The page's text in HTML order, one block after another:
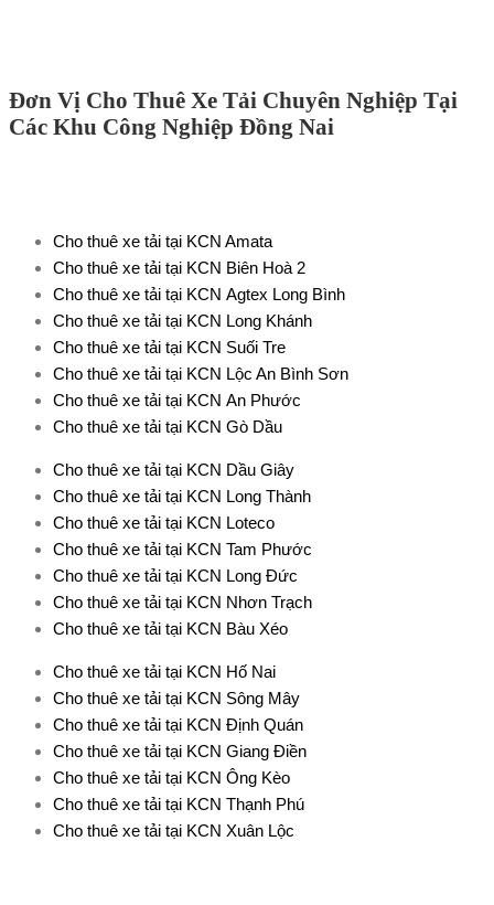
Đơn Vị Cho Thuê Xe Tải Chuyên Nghiệp Tại
Các Khu Công Nghiệp Đồng Nai
Cho thuê xe tải tại KCN Amata
Cho thuê xe tải tại KCN Biên Hoà 2
Cho thuê xe tải tại KCN Agtex Long Bình
Cho thuê xe tải tại KCN Long Khánh
Cho thuê xe tải tại KCN Suối Tre
Cho thuê xe tải tại KCN Lộc An Bình Sơn
Cho thuê xe tải tại KCN An Phước
Cho thuê xe tải tại KCN Gò Dầu
Cho thuê xe tải tại KCN Dầu Giây
Cho thuê xe tải tại KCN Long Thành
Cho thuê xe tải tại KCN Loteco
Cho thuê xe tải tại KCN Tam Phước
Cho thuê xe tải tại KCN Long Đức
Cho thuê xe tải tại KCN Nhơn Trạch
Cho thuê xe tải tại KCN Bàu Xéo
Cho thuê xe tải tại KCN Hố Nai
Cho thuê xe tải tại KCN Sông Mây
Cho thuê xe tải tại KCN Định Quán
Cho thuê xe tải tại KCN Giang Điền
Cho thuê xe tải tại KCN Ông Kèo
Cho thuê xe tải tại KCN Thạnh Phú
Cho thuê xe tải tại KCN Xuân Lộc